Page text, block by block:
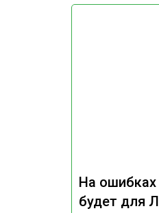
На ошибках
будет для